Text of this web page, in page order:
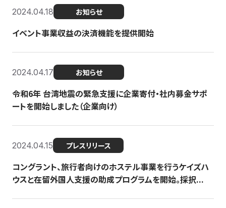
2024.04.18 お知らせ
イベント事業収益の決済機能を提供開始
2024.04.17 お知らせ
令和6年 台湾地震の緊急支援に企業寄付・社内募金サポ
ートを開始しました（企業向け）
2024.04.15 プレスリリース
コングラント、旅行者向けのホステル事業を行うケイズハ
ウスと在留外国人支援の助成プログラムを開始。採択...